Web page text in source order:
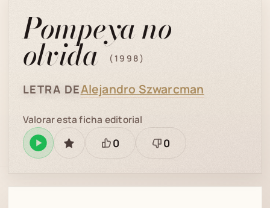
Pompeya no
olvida (1998)
LETRA DEAlejandro Szwarcman
ReproducirGUARDAR
Valorar esta ficha editorial
Está
0
Necesita
0